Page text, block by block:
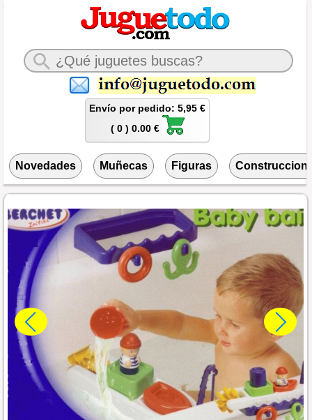
Envío por pedido: 5,95 €
( 0 ) 0.00 €
Novedades Muñecas Figuras